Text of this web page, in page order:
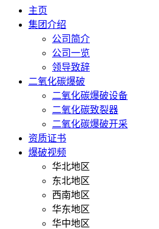
主页
集团介绍
公司简介
公司一览
领导致辞
二氧化碳爆破
二氧化碳爆破设备
二氧化碳致裂器
二氧化碳爆破开采
资质证书
爆破视频
华北地区
东北地区
西南地区
华东地区
华中地区